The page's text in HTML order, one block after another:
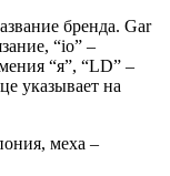
бренда. Gar
“io” –
“я”, “LD” –
указывает на
меха –